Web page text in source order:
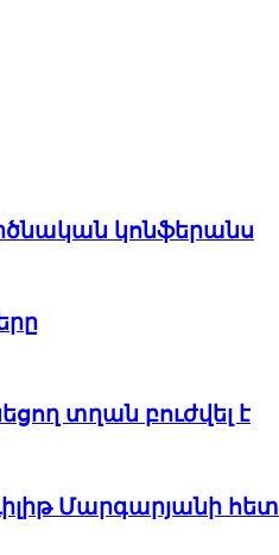
կոնֆերանս
տղան բուժվել է
Մարգարյանի հետ